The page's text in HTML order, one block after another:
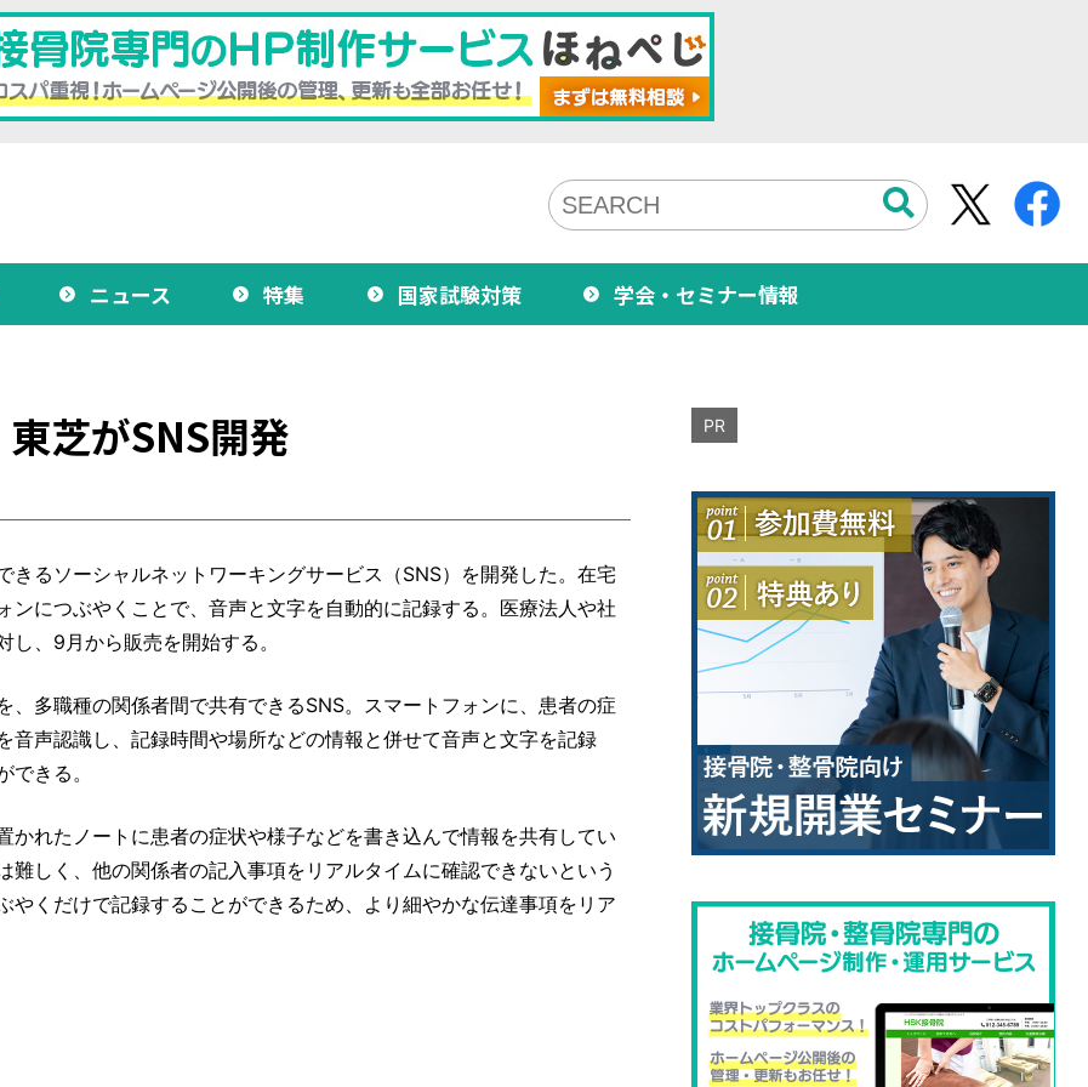
ニュース 特集 国家試験対策 学会・セミナー情報
芝がSNS開発
るソーシャルネットワーキングサービス（SNS）を開発した。在宅
につぶやくことで、音声と文字を自動的に記録する。医療法人や社
、9月から販売を開始する。
多職種の関係者間で共有できるSNS。スマートフォンに、患者の症
声認識し、記録時間や場所などの情報と併せて音声と文字を記録
きる。
れたノートに患者の症状や様子などを書き込んで情報を共有してい
しく、他の関係者の記入事項をリアルタイムに確認できないという
くだけで記録することができるため、より細やかな伝達事項をリア
PR